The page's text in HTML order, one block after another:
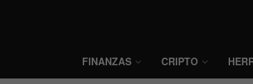
FINANZAS CRIPTO